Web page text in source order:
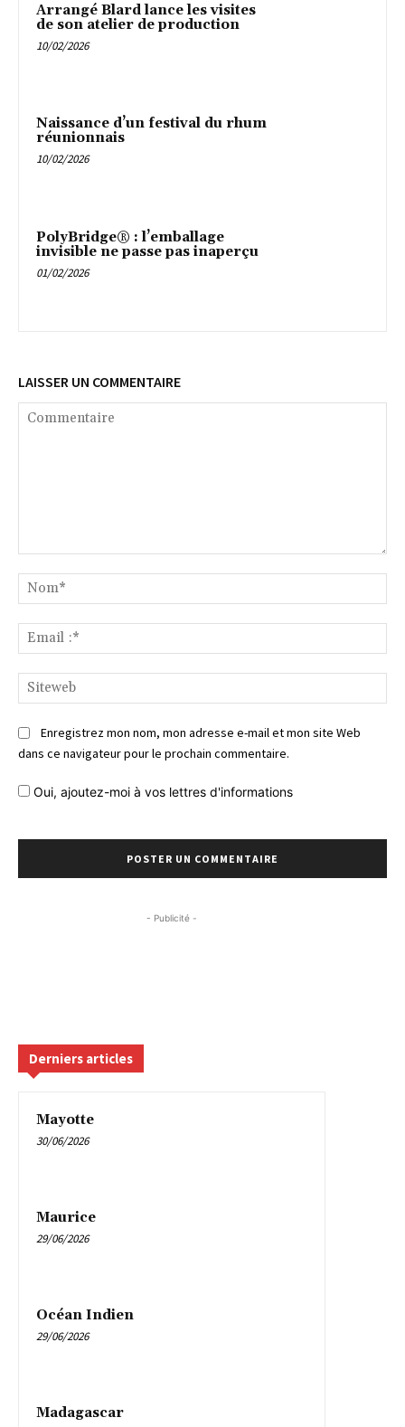
Arrangé Blard lance les visites
de son atelier de production
10/02/2026
Naissance d’un festival du rhum
réunionnais
10/02/2026
PolyBridge® : l’emballage
invisible ne passe pas inaperçu
01/02/2026
LAISSER UN COMMENTAIRE
:*
Enregistrez mon nom, mon adresse e-mail et mon site Web
dans ce navigateur pour le prochain commentaire.
Oui, ajoutez-moi à vos lettres d'informations
- Publicité -
Derniers articles
Mayotte
30/06/2026
Maurice
29/06/2026
Océan Indien
29/06/2026
Madagascar